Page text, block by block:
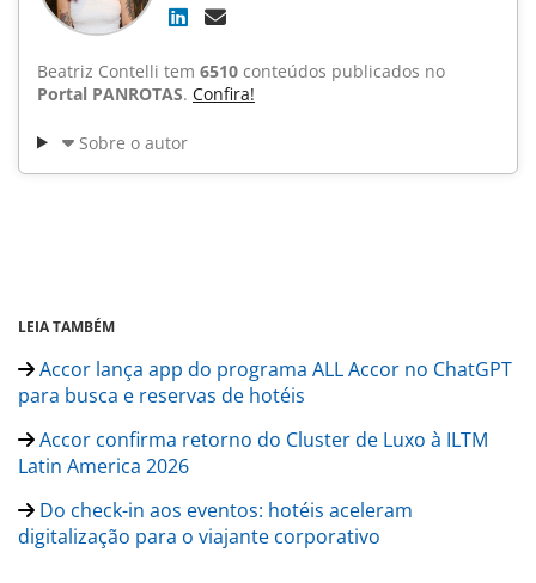
Beatriz Contelli tem 6510 conteúdos publicados no
Portal PANROTAS. Confira!
Sobre o autor
LEIA TAMBÉM
Accor lança app do programa ALL Accor no ChatGPT
para busca e reservas de hotéis
Accor confirma retorno do Cluster de Luxo à ILTM
Latin America 2026
Do check-in aos eventos: hotéis aceleram
digitalização para o viajante corporativo